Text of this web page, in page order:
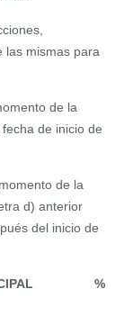
las mismas para
de la
de inicio de
de la
d) anterior
del inicio de
%